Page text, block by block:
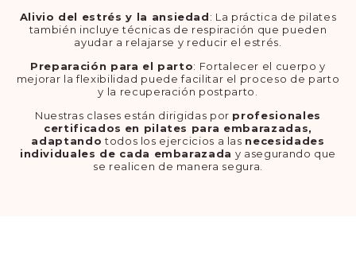
Alivio del estrés y la ansiedad: La práctica de pilates
también incluye técnicas de respiración que pueden
ayudar a relajarse y reducir el estrés.
Preparación para el parto: Fortalecer el cuerpo y
mejorar la flexibilidad puede facilitar el proceso de parto
y la recuperación postparto.
Nuestras clases están dirigidas por profesionales
certificados en pilates para embarazadas,
adaptando todos los ejercicios a las necesidades
individuales de cada embarazada y asegurando que
se realicen de manera segura.